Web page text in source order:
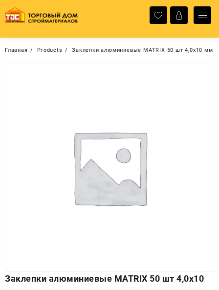
содержимому
Главная Products Заклепки алюминиевые MATRIХ 50 шт 4,0х10 мм
Заклепки алюминиевые MATRIХ 50 шт 4,0х10